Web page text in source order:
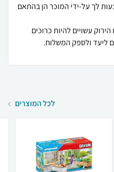
לך על-ידי המוכר הן בהתאם
עשויים להיות כרוכים
ליעד ולספק המשלוח.
לכל המוצרים